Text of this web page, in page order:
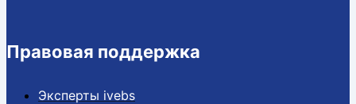
Правовая поддержка
Эксперты ivebs